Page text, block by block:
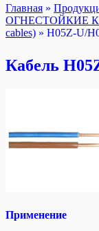
Главная »
ОГНЕСТОЙКИЕ
cables) » H05Z-U/
Кабель
Применение